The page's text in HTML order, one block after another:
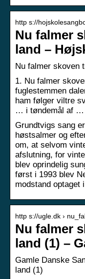
http s://
Nu falmer
land –
Nu falmer skoven
1. Nu falmer
fuglestemmen
ham følger viltre
… i tøndemål af …
Grundtvigs sang
høstsalmer og
om, at selvom
afslutning, for
blev oprindelig
først i 1993 blev
modstand optaget
http s://ugle.dk ›
Nu falmer
land (1) –
Gamle Danske
land (1)